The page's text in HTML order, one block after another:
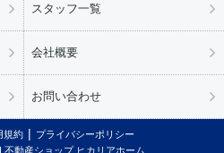
スタッフ一覧
会社概要
お問い合わせ
規約
プライバシーポリシー
不動産ショップ ヒカリアホーム